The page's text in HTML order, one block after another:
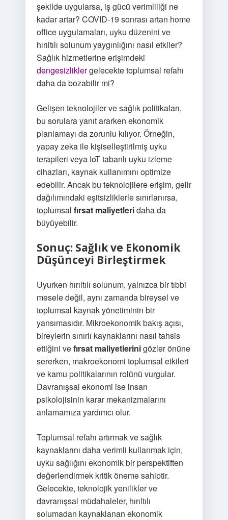
şekilde uygularsa, iş gücü verimliliği ne
kadar artar? COVID-19 sonrası artan home
office uygulamaları, uyku düzenini ve
hırıltılı solunum yaygınlığını nasıl etkiler?
Sağlık hizmetlerine erişimdeki
dengesizliklergelecekte toplumsal refahı
daha da bozabilir mi?
Gelişen teknolojiler ve sağlık politikaları,
bu sorulara yanıt ararken ekonomik
planlamayı da zorunlu kılıyor. Örneğin,
yapay zeka ile kişiselleştirilmiş uyku
terapileri veya IoT tabanlı uyku izleme
cihazları, kaynak kullanımını optimize
edebilir. Ancak bu teknolojilere erişim, gelir
dağılımındaki eşitsizliklerle sınırlanırsa,
toplumsal fırsat maliyetleridaha da
büyüyebilir.
Sonuç: Sağlık ve Ekonomik
Düşünceyi Birleştirmek
Uyurken hırıltılı solunum, yalnızca bir tıbbi
mesele değil, aynı zamanda bireysel ve
toplumsal kaynak yönetiminin bir
yansımasıdır. Mikroekonomik bakış açısı,
bireylerin sınırlı kaynaklarını nasıl tahsis
ettiğini vefırsat maliyetlerinigözler önüne
sererken, makroekonomi toplumsal etkileri
ve kamu politikalarının rolünü vurgular.
Davranışsal ekonomi ise insan
psikolojisinin karar mekanizmalarını
anlamamıza yardımcı olur.
Toplumsal refahı artırmak ve sağlık
kaynaklarını daha verimli kullanmak için,
uyku sağlığını ekonomik bir perspektiften
değerlendirmek kritik öneme sahiptir.
Gelecekte, teknolojik yenilikler ve
davranışsal müdahaleler, hırıltılı
solumadan kaynaklanan ekonomik